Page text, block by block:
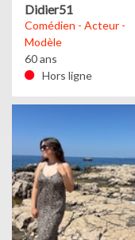
Didier51
Comédien - Acteur -
Modèle
60 ans
Hors ligne